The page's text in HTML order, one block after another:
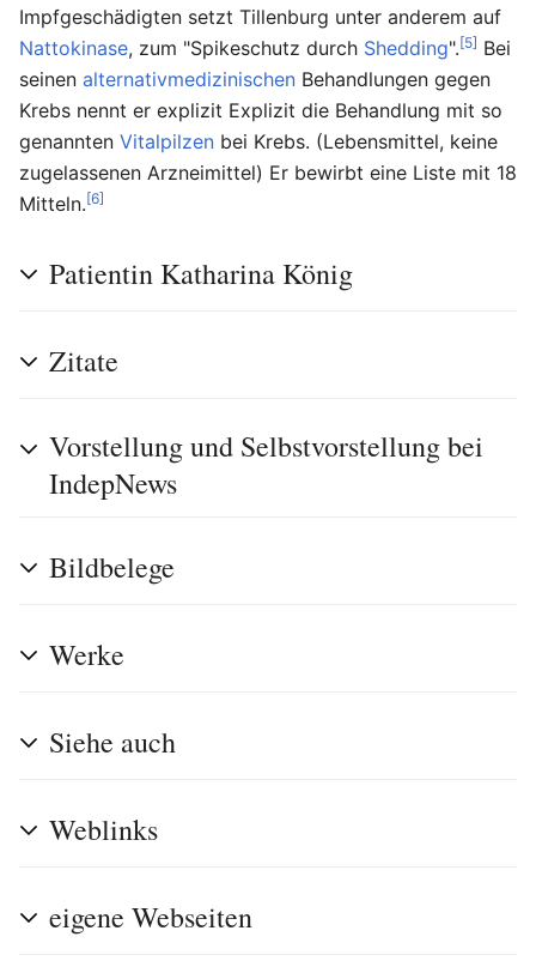
Impfgeschädigten setzt Tillenburg unter anderem auf
Nattokinase, zum "Spikeschutz durch Shedding".[5] Bei
seinen alternativmedizinischen Behandlungen gegen
Krebs nennt er explizit Explizit die Behandlung mit so
genannten Vitalpilzen bei Krebs. (Lebensmittel, keine
zugelassenen Arzneimittel) Er bewirbt eine Liste mit 18
Mitteln.[6]
Patientin Katharina König
Zitate
Vorstellung und Selbstvorstellung bei
IndepNews
Bildbelege
Werke
Siehe auch
Weblinks
eigene Webseiten